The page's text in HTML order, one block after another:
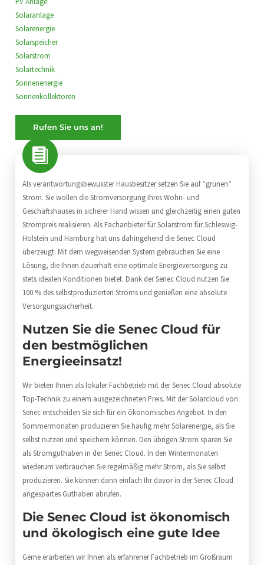
Solaranlage
Solarenergie
Solarspeicher
Solarstrom
Solartechnik
Sonnenenergie
Sonnenkollektoren
Rufen Sie uns an!
Als verantwortungsbewusster Hausbesitzer setzen Sie auf “grünen“
Strom. Sie wollen die Stromversorgung Ihres Wohn- und
Geschäftshauses in sicherer Hand wissen und gleichzeitig einen guten
Strompreis realisieren. Als Fachanbieter für Solarstrom für Schleswig-
Holstein und Hamburg hat uns dahingehend die Senec Cloud
überzeugt. Mit dem wegweisenden System gebrauchen Sie eine
Lösung, die Ihnen dauerhaft eine optimale Energieversorgung zu
stets idealen Konditionen bietet. Dank der Senec Cloud nutzen Sie
100 % des selbstproduzierten Stroms und genießen eine absolute
Versorgungssicherheit.
Nutzen Sie die Senec Cloud für
den bestmöglichen
Energieeinsatz!
Wir bieten Ihnen als lokaler Fachbetrieb mit der Senec Cloud absolute
Top-Technik zu einem ausgezeichneten Preis. Mit der Solarcloud von
Senec entscheiden Sie sich für ein ökonomisches Angebot. In den
Sommermonaten produzieren Sie häufig mehr Solarenergie, als Sie
selbst nutzen und speichern können. Den übrigen Strom sparen Sie
als Stromguthaben in der Senec Cloud. In den Wintermonaten
wiederum verbrauchen Sie regelmäßig mehr Strom, als Sie selbst
produzieren. Sie können dann einfach Ihr davor in der Senec Cloud
angespartes Guthaben abrufen.
Die Senec Cloud ist ökonomisch
und ökologisch eine gute Idee
Gerne erarbeiten wir Ihnen als erfahrener Fachbetrieb im Großraum